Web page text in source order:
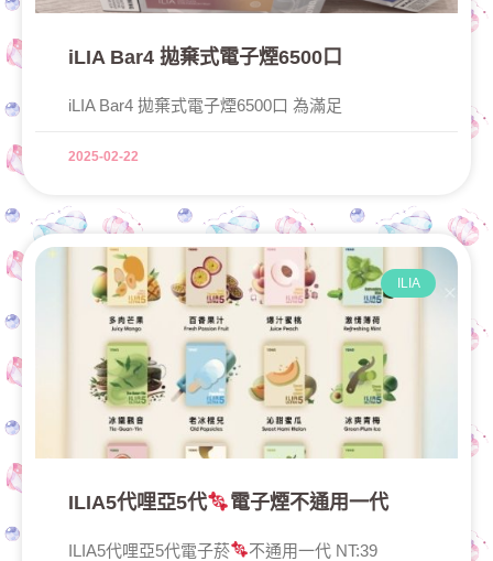
iLIA Bar4 拋棄式電子煙6500口
iLIA Bar4 拋棄式電子煙6500口 為滿足
2025-02-22
ILIA
ILIA5代哩亞5代 電子煙不通用一代
ILIA5代哩亞5代電子菸 不通用一代 NT:39